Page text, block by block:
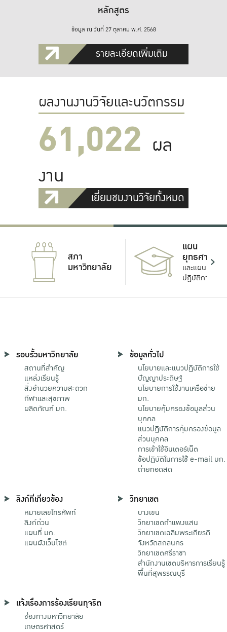
หลักสูตร
ข้อมูล ณ วันที่ 27 ตุลาคม พ.ศ. 2568
รายละเอียดเพิ่มเติม
ผลงานงานวิจัยและนวัตกรรม
61,022 ผล
งาน
เยี่ยมชมงานวิจัยทั้งหมด
สภา
มหาวิทยาลัย
แผน
ยุทธศาสตร์
และแผน
ปฏิบัติการ
รอบรั้วมหาวิทยาลัย
สถานที่สำคัญ
แหล่งเรียนรู้
สิ่งอำนวยความสะดวก
กีฬาและสุขภาพ
ผลิตภัณฑ์ มก.
ข้อมูลทั่วไป
นโยบายและแนวปฏิบัติการใช้
ปัญญาประดิษฐ์
นโยบายการใช้งานเครือข่าย
มก.
นโยบายคุ้มครองข้อมูลส่วน
บุคคล
แนวปฏิบัติการคุ้มครองข้อมูล
ส่วนบุคคล
การเข้าใช้อินเตอร์เน็ต
ข้อปฏิบัติในการใช้ e-mail มก.
ถ่ายทอดสด
ลิงก์ที่เกี่ยวข้อง
หมายเลขโทรศัพท์
ลิงก์ด่วน
แผนที่ มก.
แผนผังเว็บไซต์
วิทยาเขต
บางเขน
วิทยาเขตกําแพงแสน
วิทยาเขตเฉลิมพระเกียรติ
จังหวัดสกลนคร
วิทยาเขตศรีราชา
สำนักงานเขตบริหารการเรียนรู้
พื้นที่สุพรรณบุรี
แจ้งเรื่องการร้องเรียนทุจริต
ช่องทางมหาวิทยาลัย
เกษตรศาสตร์